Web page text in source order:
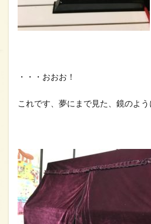
・・・おおお！
これです、夢にまで見た、鏡のよう